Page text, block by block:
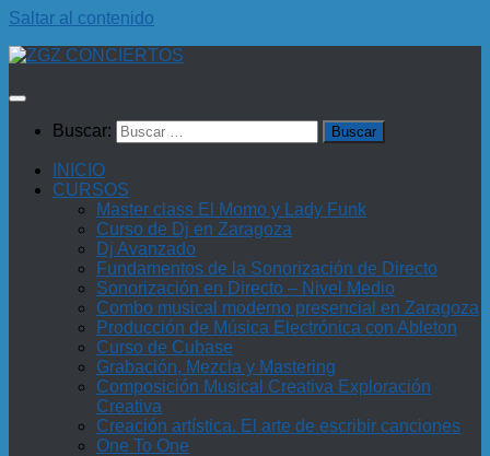
Saltar al contenido
Buscar:
INICIO
CURSOS
Master class El Momo y Lady Funk
Curso de Dj en Zaragoza
Dj Avanzado
Fundamentos de la Sonorización de Directo
Sonorización en Directo – Nivel Medio
Combo musical moderno presencial en Zaragoza
Producción de Música Electrónica con Ableton
Curso de Cubase
Grabación, Mezcla y Mastering
Composición Musical Creativa Exploración
Creativa
Creación artística. El arte de escribir canciones
One To One